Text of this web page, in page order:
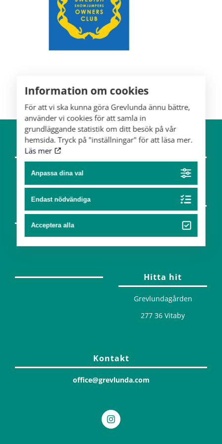
Om gården
Team
Partners
Konst & design
Design
Hitta hit
Grevlundagården
277 36 Vitaby
Kontakt
office@grevlunda.com
Information om cookies
För att vi ska kunna göra Grevlunda ännu bättre,
använder vi cookies för att samla in
grundläggande statistik om ditt besök på vår
hemsida. Tryck på "inställningar" för att läsa mer.
Läs mer
Anpassa dina val
Endast nödvändiga
Acceptera alla